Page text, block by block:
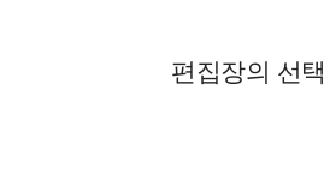
편집장의 선택